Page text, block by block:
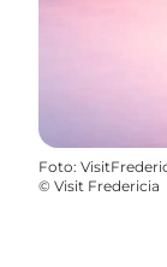
Foto:
© Visit Fredericia